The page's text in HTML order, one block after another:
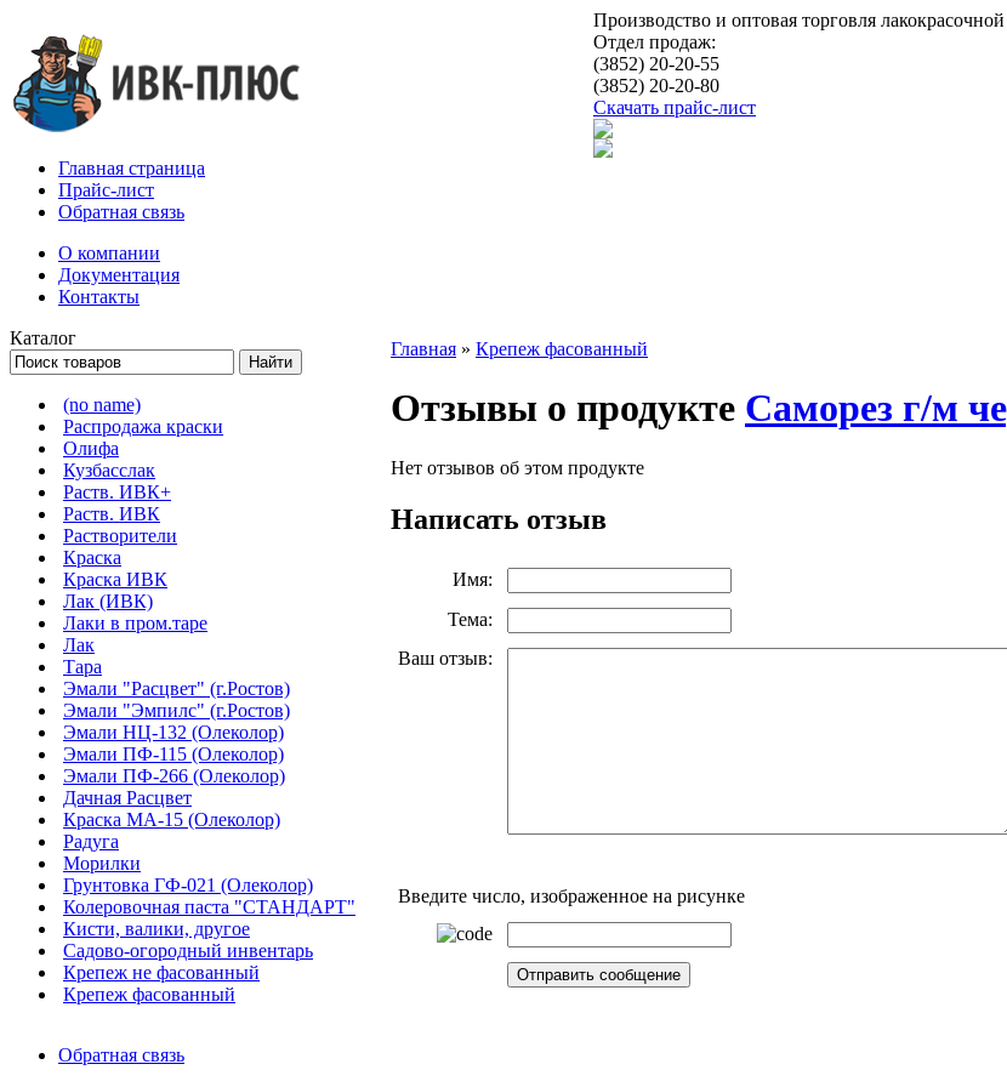
Производство и оптовая торговля
Отдел продаж:
(3852) 20-20-55
(3852) 20-20-80
Скачать прайс-лист
Главная страница
Прайс-лист
Обратная связь
О компании
Документация
Контакты
Каталог
(no name)
Распродажа краски
Олифа
Кузбасслак
Раств. ИВК+
Раств. ИВК
Растворители
Краска
Краска ИВК
Лак (ИВК)
Лаки в пром.таре
Лак
Тара
Эмали "Расцвет" (г.Ростов)
Эмали "Эмпилс" (г.Ростов)
Эмали НЦ-132 (Олеколор)
Эмали ПФ-115 (Олеколор)
Эмали ПФ-266 (Олеколор)
Дачная Расцвет
Краска МА-15 (Олеколор)
Радуга
Морилки
Грунтовка ГФ-021 (Олеколор)
Колеровочная паста "СТАНДАРТ"
Кисти, валики, другое
Садово-огородный инвентарь
Крепеж не фасованный
Крепеж фасованный
Главная » Крепеж фасованный
Отзывы о продукте Саморез г/м
Нет отзывов об этом продукте
Написать отзыв
Имя:
Тема:
Ваш отзыв:
Введите число, изображенное на рисунке
Обратная связь